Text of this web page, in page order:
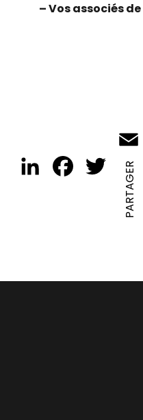
– Vos associés de
LinkedInFacebook
Twitter